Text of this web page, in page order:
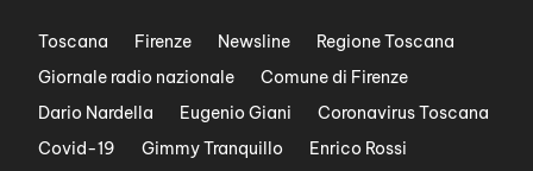
Toscana Firenze Newsline
Regione Toscana
Giornale radio nazionale
Comune di Firenze
Dario Nardella
Eugenio Giani
Coronavirus Toscana
Covid-19
Gimmy Tranquillo
Enrico Rossi